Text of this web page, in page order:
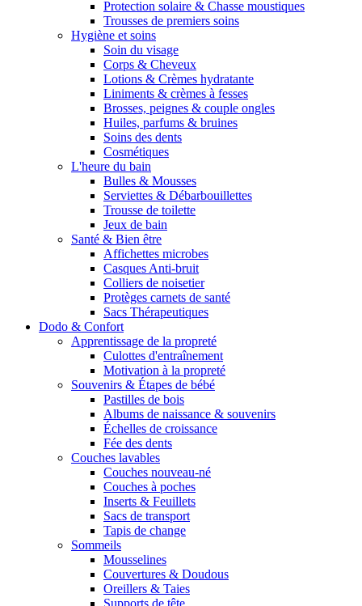
Protection solaire & Chasse moustiques
Trousses de premiers soins
Hygiène et soins
Soin du visage
Corps & Cheveux
Lotions & Crèmes hydratante
Liniments & crèmes à fesses
Brosses, peignes & couple ongles
Huiles, parfums & bruines
Soins des dents
Cosmétiques
L'heure du bain
Bulles & Mousses
Serviettes & Débarbouillettes
Trousse de toilette
Jeux de bain
Santé & Bien être
Affichettes microbes
Casques Anti-bruit
Colliers de noisetier
Protèges carnets de santé
Sacs Thérapeutiques
Dodo & Confort
Apprentissage de la propreté
Culottes d'entraînement
Motivation à la propreté
Souvenirs & Étapes de bébé
Pastilles de bois
Albums de naissance & souvenirs
Échelles de croissance
Fée des dents
Couches lavables
Couches nouveau-né
Couches à poches
Inserts & Feuillets
Sacs de transport
Tapis de change
Sommeils
Mousselines
Couvertures & Doudous
Oreillers & Taies
Supports de tête